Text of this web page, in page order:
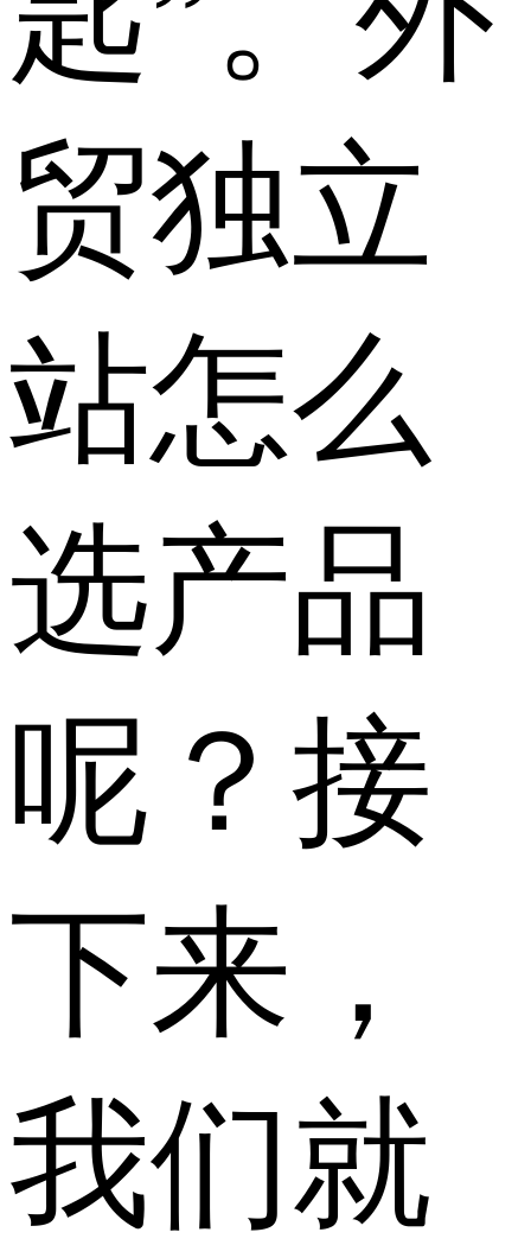
贸独立
站怎么
选产品
呢？接
下来，
我们就